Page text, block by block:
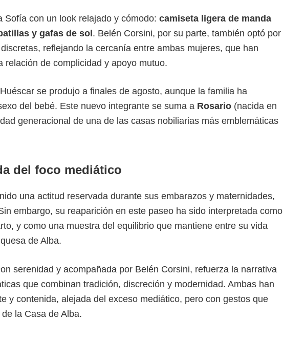
Sofía con un look relajado y cómodo: camiseta ligera de manda
y gafas de sol. Belén Corsini, por su parte, también optó por
reflejando la cercanía entre ambas mujeres, que han
de complicidad y apoyo mutuo.
se produjo a finales de agosto, aunque la familia ha
del bebé. Este nuevo integrante se suma a Rosario (nacida en
generacional de una de las casas nobiliarias más emblemáticas
del foco mediático
una actitud reservada durante sus embarazos y maternidades,
embargo, su reaparición en este paseo ha sido interpretada como
y como una muestra del equilibrio que mantiene entre su vida
de Alba.
serenidad y acompañada por Belén Corsini, refuerza la narrativa
que combinan tradición, discreción y modernidad. Ambas han
y contenida, alejada del exceso mediático, pero con gestos que
la Casa de Alba.